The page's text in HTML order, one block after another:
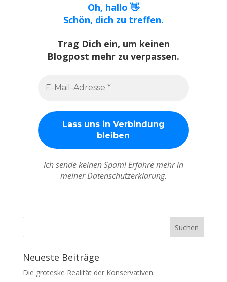
Oh, hallo 👋
Schön, dich zu treffen.
Trag Dich ein, um keinen
Blogpost mehr zu verpassen.
Ich sende keinen Spam! Erfahre mehr in
meiner Datenschutzerklärung.
Neueste Beiträge
Die groteske Realität der Konservativen